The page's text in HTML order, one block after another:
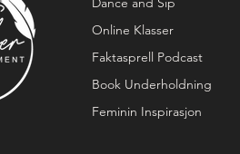
Online Klasser
Faktasprell Podcast
Book Underholdning
Feminin Inspirasjon